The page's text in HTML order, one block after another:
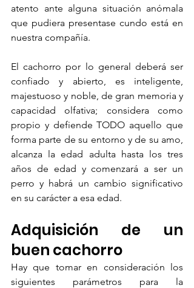
atento ante alguna situación anómala
que pudiera presentase cundo está en
nuestra compañía.
El cachorro por lo general deberá ser
confiado y abierto, es inteligente,
majestuoso y noble, de gran memoria y
capacidad olfativa; considera como
propio y defiende TODO aquello que
forma parte de su entorno y de su amo,
alcanza la edad adulta hasta los tres
años de edad y comenzará a ser un
perro y habrá un cambio significativo
en su carácter a esa edad.
Adquisición de un
buen cachorro
Hay que tomar en consideración los
siguientes parámetros para la